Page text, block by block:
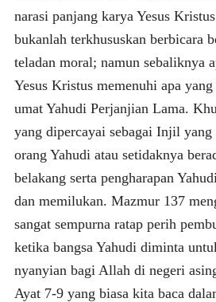
narasi panjang karya Yesus
bukanlah terkhususkan berbicara
teladan moral; namun sebaliknya
Yesus Kristus memenuhi apa
umat Yahudi Perjanjian Lama.
yang dipercayai sebagai Injil
orang Yahudi atau setidaknya
belakang serta pengharapan
dan memilukan. Mazmur 137
sangat sempurna ratap perih
ketika bangsa Yahudi diminta
nyanyian bagi Allah di negeri
Ayat 7-9 yang biasa kita baca